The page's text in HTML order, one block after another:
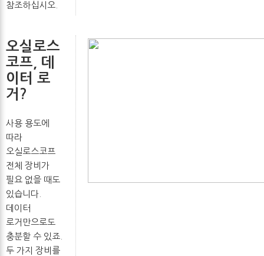
참조하십시오.
오실로스
코프, 데
이터 로
거?
사용 용도에
따라
오실로스코프
전체 장비가
필요 없을 때도
있습니다.
데이터
로거만으로도
충분할 수 있죠.
두 가지 장비를